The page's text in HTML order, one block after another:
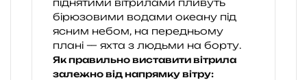
Як правильно виставити вітрила
залежно від напрямку вітру: